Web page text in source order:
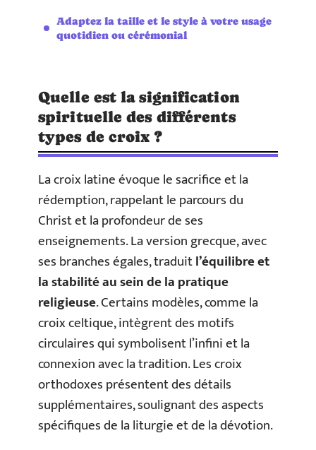
Adaptez la taille et le style à votre usage
quotidien ou cérémonial
Quelle est la signification
spirituelle des différents
types de croix ?
La croix latine évoque le sacrifice et la
rédemption, rappelant le parcours du
Christ et la profondeur de ses
enseignements. La version grecque, avec
ses branches égales, traduitl’équilibre et
la stabilité au sein de la pratique
religieuse. Certains modèles, comme la
croix celtique, intègrent des motifs
circulaires qui symbolisent l’infini et la
connexion avec la tradition. Les croix
orthodoxes présentent des détails
supplémentaires, soulignant des aspects
spécifiques de la liturgie et de la dévotion.